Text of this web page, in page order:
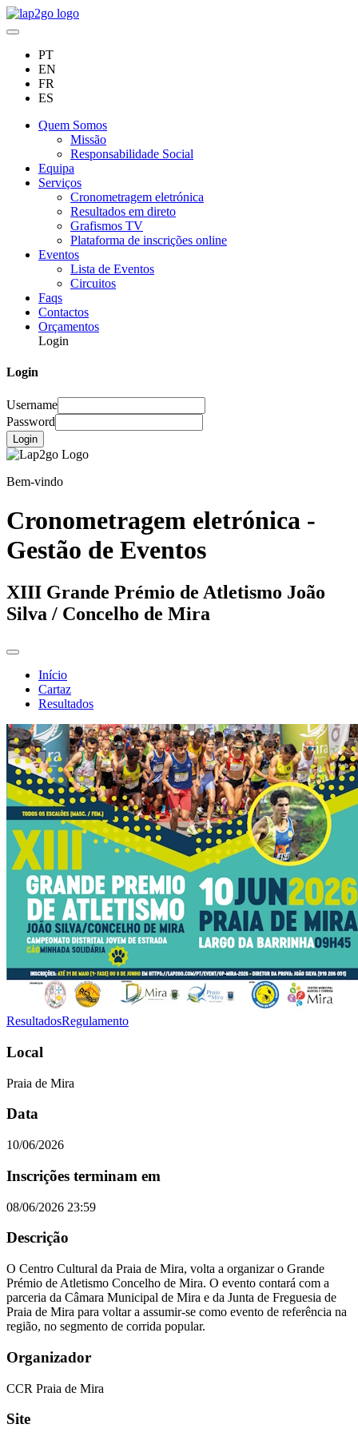
PT
EN
FR
ES
Quem Somos
Missão
Responsabilidade Social
Equipa
Serviços
Cronometragem eletrónica
Resultados em direto
Grafismos TV
Plataforma de inscrições online
Eventos
Lista de Eventos
Circuitos
Faqs
Contactos
Orçamentos
Login
Login
Username
Password
Login
Bem-vindo
Cronometragem eletrónica -
Gestão de Eventos
XIII Grande Prémio de Atletismo João
Silva / Concelho de Mira
Início
Cartaz
Resultados
ResultadosRegulamento
Local
Praia de Mira
Data
10/06/2026
Inscrições terminam em
08/06/2026 23:59
Descrição
O Centro Cultural da Praia de Mira, volta a organizar o Grande
Prémio de Atletismo Concelho de Mira. O evento contará com a
parceria da Câmara Municipal de Mira e da Junta de Freguesia de
Praia de Mira para voltar a assumir-se como evento de referência na
região, no segmento de corrida popular.
Organizador
CCR Praia de Mira
Site